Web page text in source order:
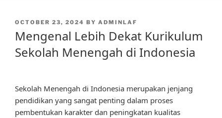
POSTED
OCTOBER 23, 2024 BY ADMINLAF
Mengenal Lebih Dekat Kurikulum
Sekolah Menengah di Indonesia
Sekolah Menengah di Indonesia merupakan jenjang
pendidikan yang sangat penting dalam proses
pembentukan karakter dan peningkatan kualitas